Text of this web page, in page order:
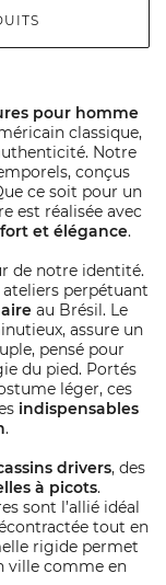
pour homme
classique,
Notre
conçus
ce soit pour un
est réalisée avec
et élégance.
de notre identité.
perpétuant
au Brésil. Le
assure un
pensé pour
du pied. Portés
léger, ces
indispensables
.
drivers, des
à picots.
sont l’allié idéal
tout en
rigide permet
ville comme en